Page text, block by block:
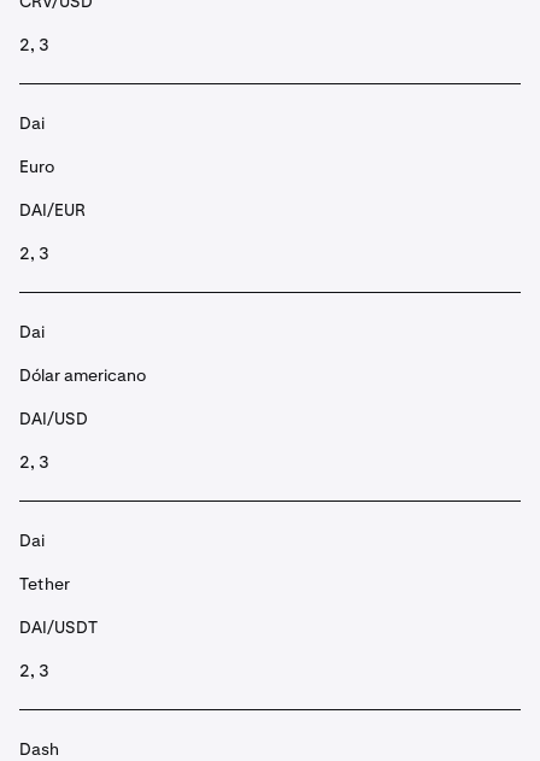
2, 3
Dai
Euro
DAI/EUR
2, 3
Dai
Dólar americano
DAI/USD
2, 3
Dai
Tether
DAI/USDT
2, 3
Dash